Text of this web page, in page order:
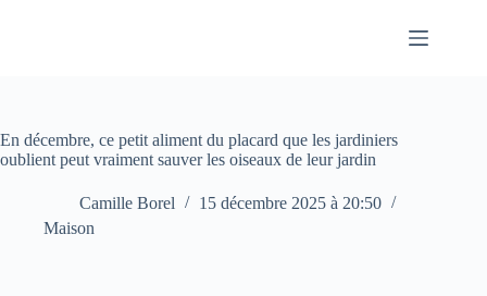
En décembre, ce petit aliment du placard que les jardiniers
oublient peut vraiment sauver les oiseaux de leur jardin
Camille Borel
15 décembre 2025 à 20:50
Maison